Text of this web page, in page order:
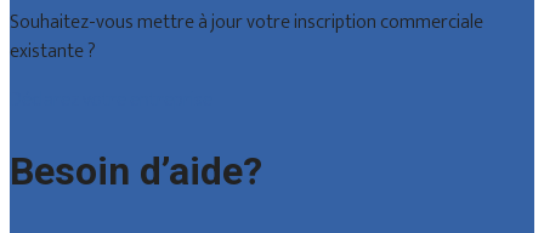
Souhaitez-vous mettre à jour votre inscription commerciale
existante ?
Besoin d’aide?